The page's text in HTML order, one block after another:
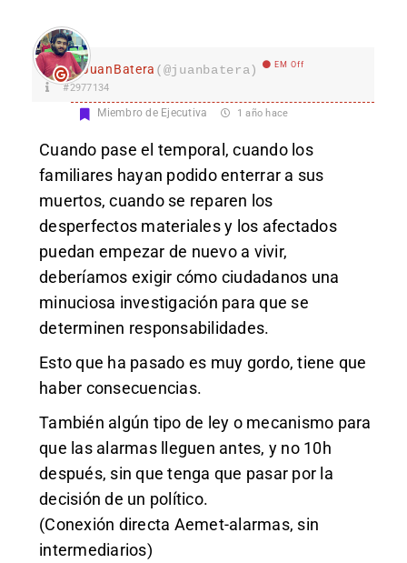
JuanBatera (@juanbatera) EM Off
#2977134
Miembro de Ejecutiva 1 año hace
Cuando pase el temporal, cuando los
familiares hayan podido enterrar a sus
muertos, cuando se reparen los
desperfectos materiales y los afectados
puedan empezar de nuevo a vivir,
deberíamos exigir cómo ciudadanos una
minuciosa investigación para que se
determinen responsabilidades.
Esto que ha pasado es muy gordo, tiene que
haber consecuencias.
También algún tipo de ley o mecanismo para
que las alarmas lleguen antes, y no 10h
después, sin que tenga que pasar por la
decisión de un político.
(Conexión directa Aemet-alarmas, sin
intermediarios)